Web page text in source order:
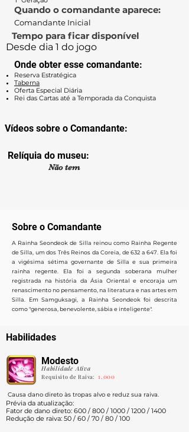
Quando o comandante aparece:
Comandante Inicial
Tempo para ficar disponível
Desde dia 1 do jogo
Onde obter esse comandante:
Reserva Estratégica
Taberna
Oferta Especial Diária
Rei das Cartas até a Temporada da Conquista
Vídeos sobre o Comandante:
Relíquia do museu:
Não tem
Sobre o Comandante
A Rainha Seondeok de Silla reinou como Rainha Regente
de Silla, um dos Três Reinos da Coreia, de 632 a 647. Ela foi
a vigésima sétima governante de Silla e sua primeira
rainha regente. Ela foi a segunda soberana mulher
registrada na história da Ásia Oriental e encoraja um
renascimento no pensamento, na literatura e nas artes em
Silla. Em Samguksagi, a Rainha Seondeok foi descrita
como "generosa, benevolente, sábia e inteligente".
Habilidades
Modesto
Habilidade Ativa
Requisito de Raiva: 1.000
Causa dano direto às tropas alvo e reduz sua raiva.
Prévia da atualização:
Fator de dano direto: 600 / 800 / 1000 / 1200 / 1400
Redução de raiva: 50 / 60 / 70 / 80 / 100